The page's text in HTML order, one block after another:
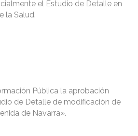
el Estudio de Detalle en
la Salud.
Pública la aprobación
de Detalle de modificación de
de Navarra».